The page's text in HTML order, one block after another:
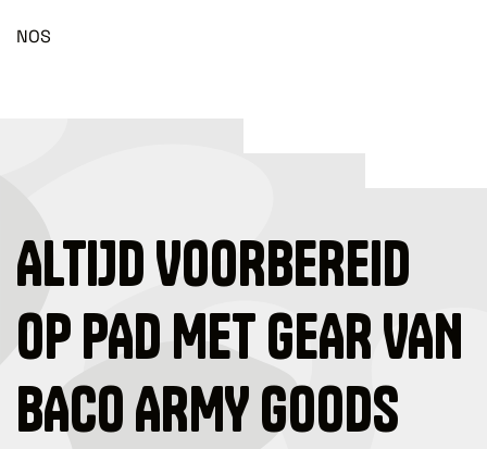
NOS
ALTIJD VOORBEREID
OP PAD MET GEAR VAN
BACO ARMY GOODS